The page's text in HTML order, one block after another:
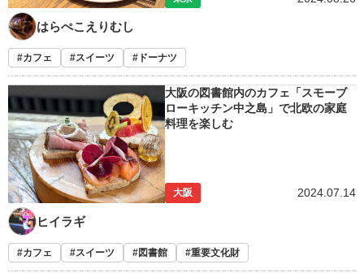
はらぺこえりむし
カフェ スイーツ ドーナツ
大阪の図書館内のカフェ「スモーブ
ローキッチン中之島」で北欧の家庭
料理を楽しむ
大阪 2024.07.14
ヒイラギ
カフェ スイーツ 図書館 重要文化財